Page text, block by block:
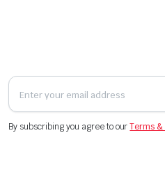
By subscribing you agree to ourTerms &